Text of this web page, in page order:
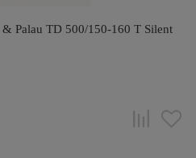
Palau TD 500/150-160 T Silent